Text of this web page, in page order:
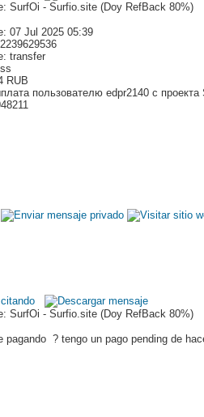
SurfOi - Surfio.site (Doy RefBack 80%)
07 Jul 2025 05:39
transfer
RUB
пользователю edpr2140 с проекта
SurfOi - Surfio.site (Doy RefBack 80%)
pagando ? tengo un pago pending de